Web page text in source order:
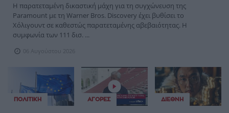
Η παρατεταμένη δικαστική μάχη για τη συγχώνευση της
Paramount με τη Warner Bros. Discovery έχει βυθίσει το
Χόλιγουντ σε καθεστώς παρατεταμένης αβεβαιότητας. Η
συμφωνία των 111 δισ. ...
06 Αυγούστου 2026
ΠΟΛΙΤΙΚΉ ΑΓΟΡΈΣ ΔΙΕΘΝΉ